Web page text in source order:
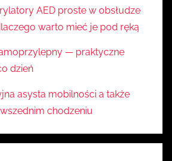
AED proste w obsłudze
warto mieć je pod ręką
— praktyczne
dzień
asysta mobilności a także
chodzeniu